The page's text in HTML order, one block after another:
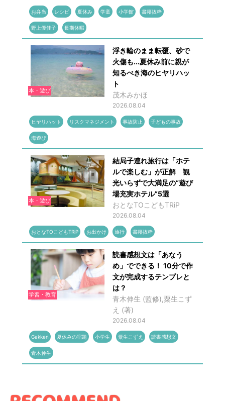
お弁当 レシピ 夏休み 学童 小学館 書籍抜粋
野上優佳子 長期休暇
本・遊び
浮き輪のまま転覆、砂で
火傷も...夏休み前に親が
知るべき海のヒヤリハッ
ト
茂木みかほ
2026.08.04
ヒヤリハット リスクマネジメント 事故防止 子どもの事故
海遊び
本・遊び
結局子連れ旅行は「ホテ
ルで楽しむ」が正解 観
光いらずで大満足の“遊び
場充実ホテル”5選
おとなTOこどもTRiP
2026.08.04
おとなTOこどもTRiP お出かけ 旅行 書籍抜粋
学習・教育
読書感想文は「あなう
め」でできる！ 10分で作
文が完成するテンプレと
は？
青木伸生 (監修),粟生こず
え (著)
2026.08.04
Gakken 夏休みの宿題 小学生 粟生こずえ 読書感想文
青木伸生